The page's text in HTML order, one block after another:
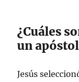
¿Cuáles
un
Jesús